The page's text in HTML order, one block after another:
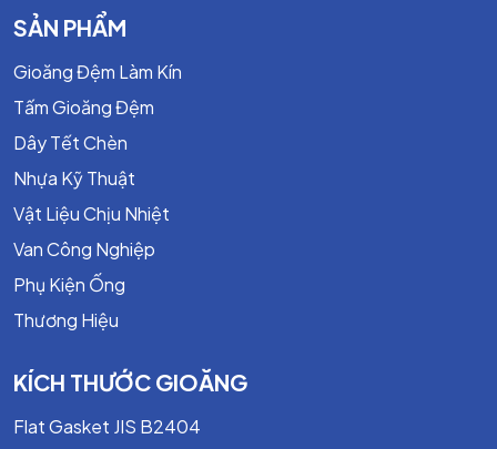
SẢN PHẨM
Gioăng Đệm Làm Kín
Tấm Gioăng Đệm
Dây Tết Chèn
Nhựa Kỹ Thuật
Vật Liệu Chịu Nhiệt
Van Công Nghiệp
Phụ Kiện Ống
Thương Hiệu
KÍCH THƯỚC GIOĂNG
Flat Gasket JIS B2404